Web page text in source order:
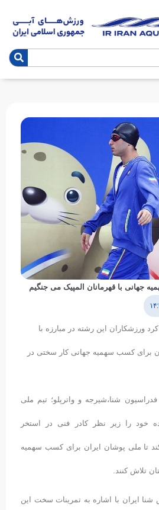
جهانی با قهرمانان المپیک می جنگیم
ورزشکاران این رشته در مبارزه با
برای کسب سهمیه جهانی کار سختی در
شنا،شیرجه و واترپلو؛ تیم ملی
خود را زیر نظر کادر فنی در استخر
تا ملی پوشان ایران برای کسب سهمیه
تلاش کنند.
ایران با اشاره به تمرینات سخت این